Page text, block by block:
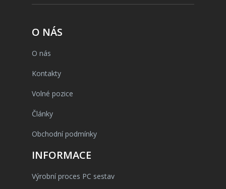
O NÁS
O nás
Kontakty
Volné pozice
Články
Obchodní podmínky
INFORMACE
Výrobní proces PC sestav